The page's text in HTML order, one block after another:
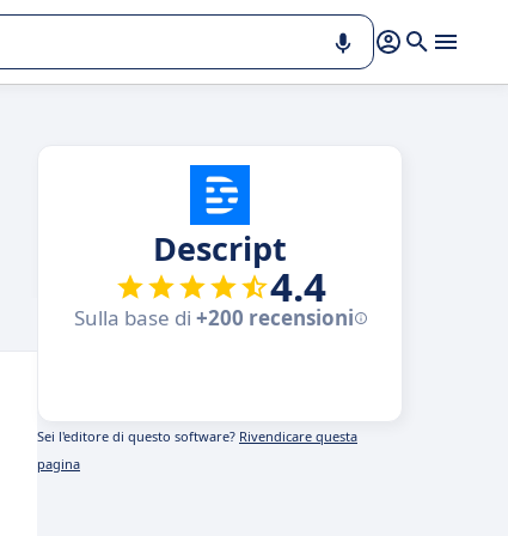
Descript
4.4
Sulla base di +200 recensioni
Sei l'editore di questo software? Rivendicare questa
pagina